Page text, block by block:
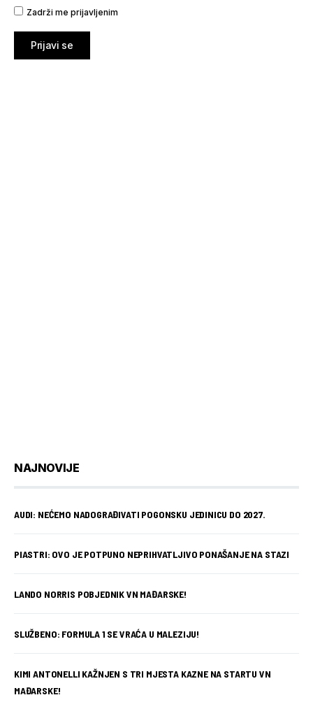
Zadrži me prijavljenim
Prijavi se
NAJNOVIJE
AUDI: NEĆEMO NADOGRAĐIVATI POGONSKU JEDINICU DO 2027.
PIASTRI: OVO JE POTPUNO NEPRIHVATLJIVO PONAŠANJE NA STAZI
LANDO NORRIS POBJEDNIK VN MAĐARSKE!
SLUŽBENO: FORMULA 1 SE VRAĆA U MALEZIJU!
KIMI ANTONELLI KAŽNJEN S TRI MJESTA KAZNE NA STARTU VN
MAĐARSKE!